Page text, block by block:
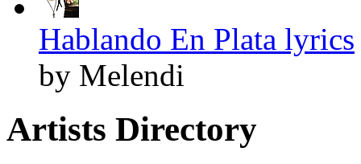
Hablando En Plata lyrics
by Melendi
Artists Directory